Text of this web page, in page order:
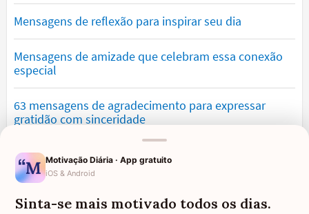
Mensagens de reflexão para inspirar seu dia
Mensagens de amizade que celebram essa conexão
especial
63 mensagens de agradecimento para expressar
gratidão com sinceridade
Mensagens de saudade que tocam o coração e
expressam falta
Mensagens de otimismo que vão encher você de
Motivação Diária · App gratuito
iOS & Android
Sinta-se mais motivado todos os dias.